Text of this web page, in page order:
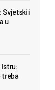
Svjetski i
u
Istru:
treba